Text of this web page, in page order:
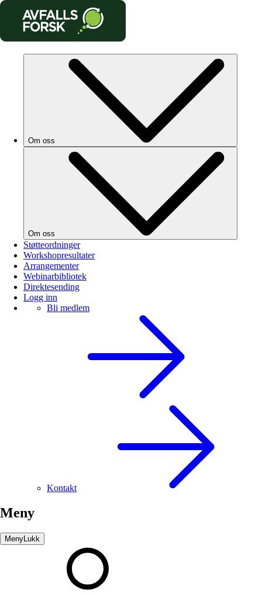
Om oss
Om oss
Støtteordninger
Workshopresultater
Arrangementer
Webinarbibliotek
Direktesending
Logg inn
Bli medlem
Kontakt
Meny
Meny Lukk